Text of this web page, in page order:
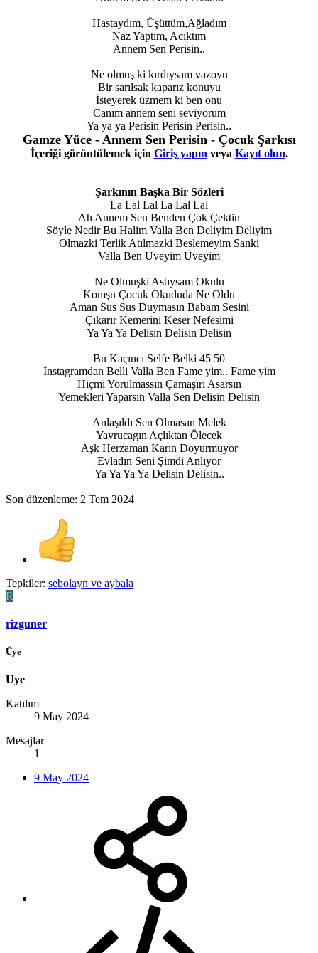
Hastaydım, Üşüttüm,Ağladım
Naz Yaptım, Acıktım
Annem Sen Perisin..
Ne olmuş ki kırdıysam vazoyu
Bir sarılsak kaparız konuyu
İsteyerek üzmem ki ben onu
Canım annem seni seviyorum
Ya ya ya Perisin Perisin Perisin..
Gamze Yüce - Annem Sen Perisin - Çocuk Şarkısı
İçeriği görüntülemek için Giriş yapın veya Kayıt olun.
Şarkının Başka Bir Sözleri
La Lal Lal La Lal Lal
Ah Annem Sen Benden Çok Çektin
Söyle Nedir Bu Halim Valla Ben Deliyim Deliyim
Olmazki Terlik Atılmazki Beslemeyim Sanki
Valla Ben Üveyim Üveyim
Ne Olmuşki Astıysam Okulu
Komşu Çocuk Okududa Ne Oldu
Aman Sus Sus Duymasın Babam Sesini
Çıkarır Kemerini Keser Nefesimi
Ya Ya Ya Delisin Delisin Delisin
Bu Kaçıncı Selfe Belki 45 50
İnstagramdan Belli Valla Ben Fame yim.. Fame yim
Hiçmi Yorulmassın Çamaşırı Asarsın
Yemekleri Yaparsın Valla Sen Delisin Delisin
Anlaşıldı Sen Olmasan Melek
Yavrucagın Açlıktan Ölecek
Aşk Herzaman Karın Doyurmuyor
Evladın Seni Şimdi Anlıyor
Ya Ya Ya Ya Delisin Delisin..​
Son düzenleme: 2 Tem 2024
Tepkiler: sebolayn ve aybala
R
rizguner
Üye
Uye
Katılım
9 May 2024
Mesajlar
1
9 May 2024